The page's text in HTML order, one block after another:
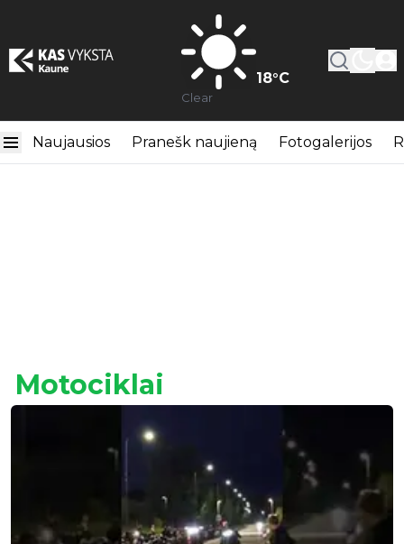
18°C
Clear
Naujausios Pranešk naujieną Fotogalerijos
Motociklai